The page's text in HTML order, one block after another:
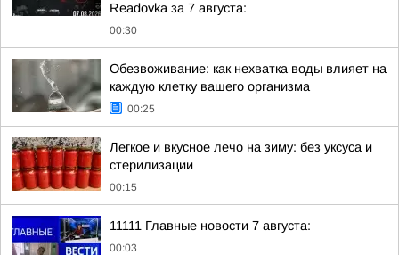
Readovka за 7 августа:
00:30
Обезвоживание: как нехватка воды влияет на
каждую клетку вашего организма
00:25
Легкое и вкусное лечо на зиму: без уксуса и
стерилизации
00:15
11111 Главные новости 7 августа:
00:03